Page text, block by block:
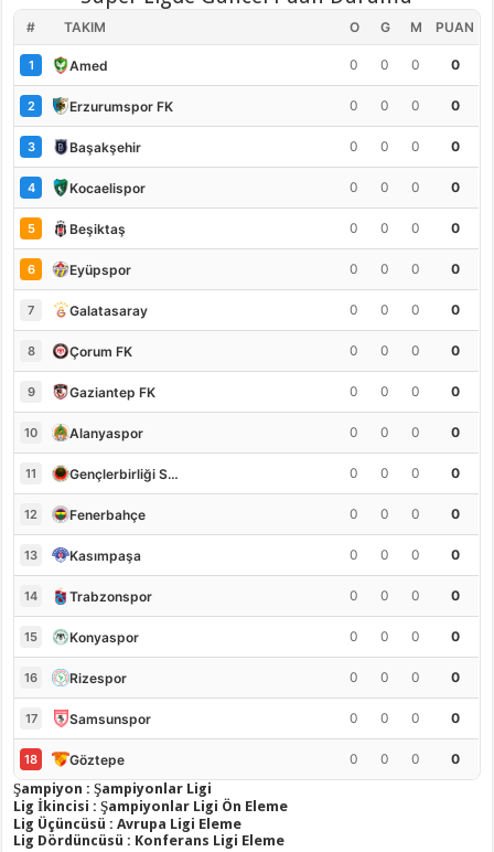
# TAKIM O G M PUAN
1 Amed 0 0 0 0
2 Erzurumspor FK 0 0 0 0
3 Başakşehir 0 0 0 0
4 Kocaelispor 0 0 0 0
5 Beşiktaş 0 0 0 0
6 Eyüpspor 0 0 0 0
7 Galatasaray 0 0 0 0
8 Çorum FK 0 0 0 0
9 Gaziantep FK 0 0 0 0
10 Alanyaspor 0 0 0 0
11 Gençlerbirliği S.K. 0 0 0 0
12 Fenerbahçe 0 0 0 0
13 Kasımpaşa 0 0 0 0
14 Trabzonspor 0 0 0 0
15 Konyaspor 0 0 0 0
16 Rizespor 0 0 0 0
17 Samsunspor 0 0 0 0
18 Göztepe 0 0 0
0
Şampiyon : Şampiyonlar Ligi
Lig İkincisi : Şampiyonlar Ligi Ön Eleme
Lig Üçüncüsü : Avrupa Ligi Eleme
Lig Dördüncüsü : Konferans Ligi Eleme